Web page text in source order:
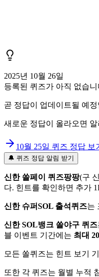
2025년 10월 26일
등록된 퀴즈가 아직 없습니
곧 정답이 업데이트될 예
새로운 정답이 올라오면
10월 25일 퀴즈 정답 보
🔔 퀴즈 정답 알림 받기
신한 쏠페이 퀴즈팡팡(구
다. 힌트를 확인하면 추가
신한 슈퍼SOL 출석퀴즈는
신한 SOL뱅크 쏠야구 퀴즈
블 이벤트 기간에는 최대
모든 쏠퀴즈는 힌트 보기
또한 각 퀴즈는 월별 누적